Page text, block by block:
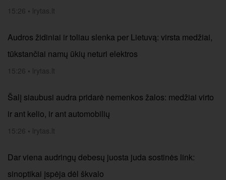
15:26 • lrytas.lt
Audros židiniai ir toliau slenka per Lietuvą: virsta medžiai,
tūkstančiai namų ūkių neturi elektros
15:26 • lrytas.lt
Šalį siaubusi audra pridarė nemenkos žalos: medžiai virto
ir ant kelio, ir ant automobilių
15:26 • lrytas.lt
Dar viena audringų debesų juosta juda sostinės link:
sinoptikai įspėja dėl škvalo